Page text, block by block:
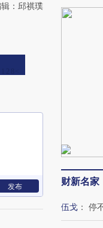
：邱祺璞
发布 财新名家
伍戈 ： 停